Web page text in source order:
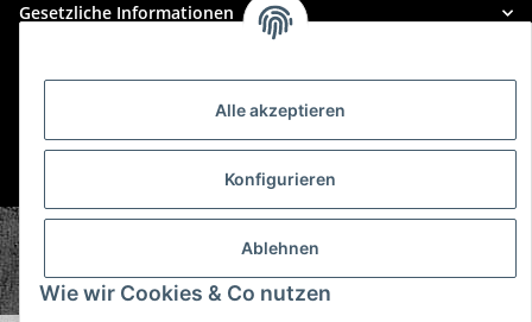
Gesetzliche Informationen
* Alle Preise inkl. gesetzlicher USt., zzgl.Versand
© Plastic Bomb GmbH
Powered byJTL-Shop
Alle akzeptieren
Konfigurieren
Ablehnen
Wie wir Cookies & Co nutzen